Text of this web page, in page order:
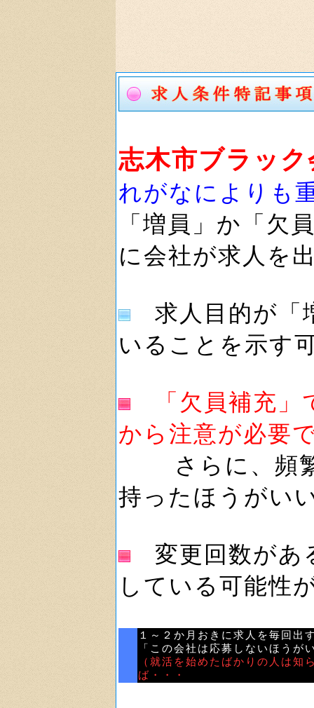
志木市ブラッ
れがなによりも
「増員」か「欠
に会社が求人を
求人目的が「
いることを示す
「欠員補充
から注意が必要
さらに、頻繁
持ったほうがい
変更回数があ
している可能性
１～２か月おきに求人を毎回出
「この会社は応募しないほうが
（就活を始めたばかりの人は
ば・・・